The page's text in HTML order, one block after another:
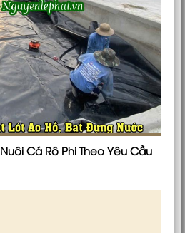
Cá Rô Phi Theo Yêu Cầu